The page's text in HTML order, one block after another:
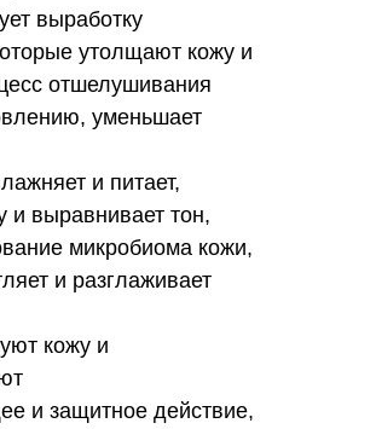
выработку
утолщают кожу и
отшелушивания
уменьшает
и питает,
и выравнивает тон,
микробиома кожи,
и разглаживает
кожу и
и защитное действие,